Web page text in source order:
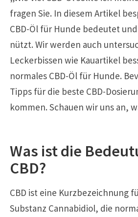
fragen Sie. In diesem Artikel
CBD-Öl für Hunde bedeutet
nützt. Wir werden auch
Leckerbissen wie Kauartikel
normales CBD-Öl für Hunde.
Tipps für die beste CBD-
kommen. Schauen wir uns an,
Was ist die
CBD?
CBD ist eine Kurzbezeichnung
Substanz Cannabidiol, die